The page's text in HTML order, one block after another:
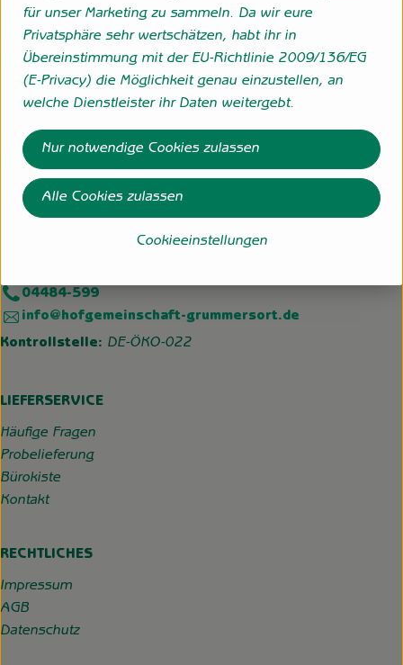
Herkunft
Folge uns
Externer Link zu https://www.instagram.com/
Externer Link zu https://wp.solawi-
Hofgemeinschaft Grummersort
04484-599
info@hofgemeinschaft-grummersort.de
Kontrollstelle: DE-ÖKO-022
LIEFERSERVICE
Häufige Fragen
Probelieferung
Bürokiste
Kontakt
RECHTLICHES
Impressum
AGB
Datenschutz
für unser Marketing zu sammeln. Da wir eure
Privatsphäre sehr wertschätzen, habt ihr in
Übereinstimmung mit der EU-Richtlinie 2009/136/EG
(E-Privacy) die Möglichkeit genau einzustellen, an
welche Dienstleister ihr Daten weitergebt.
Cookieeinstellungen
Nur notwendige Cookies zulassen
Alle Cookies zulassen